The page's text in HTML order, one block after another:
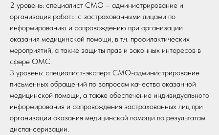
2 уровень: специалист СМО – администрирование и
организация работы с застрахованными лицами по
информированию и сопровождению при организации
оказания медицинской помощи, в т.ч. профилактических
мероприятий, а также защиты прав и законных интересов в
сфере ОМС.
3 уровень: специалист-эксперт СМО-администрирование
письменных обращений по вопросам качества оказанной
медицинской помощи, а также обеспечение индивидуального
информирования и сопровождения застрахованных лиц при
организации оказания медицинской помощи по результатам
диспансеризации.